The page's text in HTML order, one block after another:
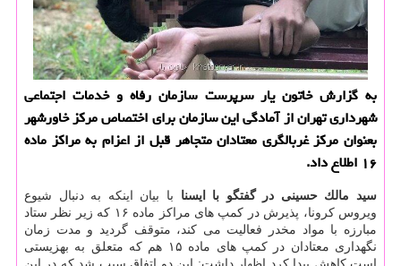
به گزارش خاتون یار سرپرست سازمان رفاه و خدمات اجتماعی
شهرداری تهران از آمادگی این سازمان برای اختصاص مركز خاورشهر
بعنوان مركز غربالگری معتادان متجاهر قبل از اعزام به مراكز ماده
۱۶ اطلاع داد.
سید مالك حسینی در گفتگو با ایسنا با بیان اینكه به دنبال شیوع
ویروس كرونا، پذیرش در كمپ های مراكز ماده ۱۶ كه زیر نظر ستاد
مبارزه با مواد مخدر فعالیت می كند، متوقف گردید و مدت زمان
نگهداری معتادان در كمپ های ماده ۱۵ هم كه متعلق به بهزیستی
است كاهش پیدا كرد اظهار داشت: این دو اتفاق سبب شد كه در این